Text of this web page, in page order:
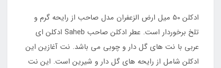
ادکلن 50 میل ارض الزعفران مدل صاحب از رایحه گرم و
تلخ برخوردار است. عطر ادکلن صاحب Saheb ادکلن ای
عربی با نت های گل دار و چوبی می باشد. نت آغازین این
ادکلن شامل از رایحه های گل دار و شیرین است. این نت